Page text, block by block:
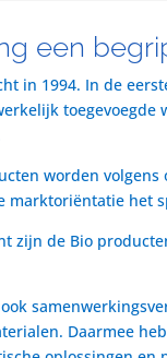
een
in 1994. In de
worden
marktoriëntatie het
zijn de Bio
Daarmee